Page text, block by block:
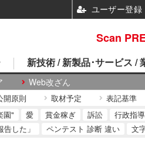
Web改ざん
新技術 / 新製品･サービス /
開原則 取材予定 表記基準
園" 愛 賞金稼ぎ 訴訟 行政指導
した」
ペンテスト 診断 違い 文
Scan
ユーザー登録